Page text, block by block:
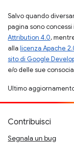
Salvo quando
pagina sono concessi
Attribution 4.0,
alla licenza Apache
sito di Google
e/o delle sue
Ultimo
Contribuisci
Segnala un bug